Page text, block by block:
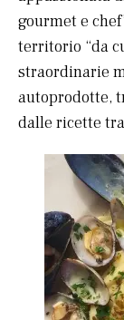
gourmet e
territorio “da
straordinarie
autoprodotte,
dalle ricette